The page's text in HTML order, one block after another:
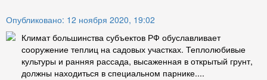
Опубликовано: 12 ноября 2020, 19:02
Климат большинства субъектов РФ обуславливает
сооружение теплиц на садовых участках. Теплолюбивые
культуры и ранняя рассада, высаженная в открытый грунт,
должны находиться в специальном парнике....